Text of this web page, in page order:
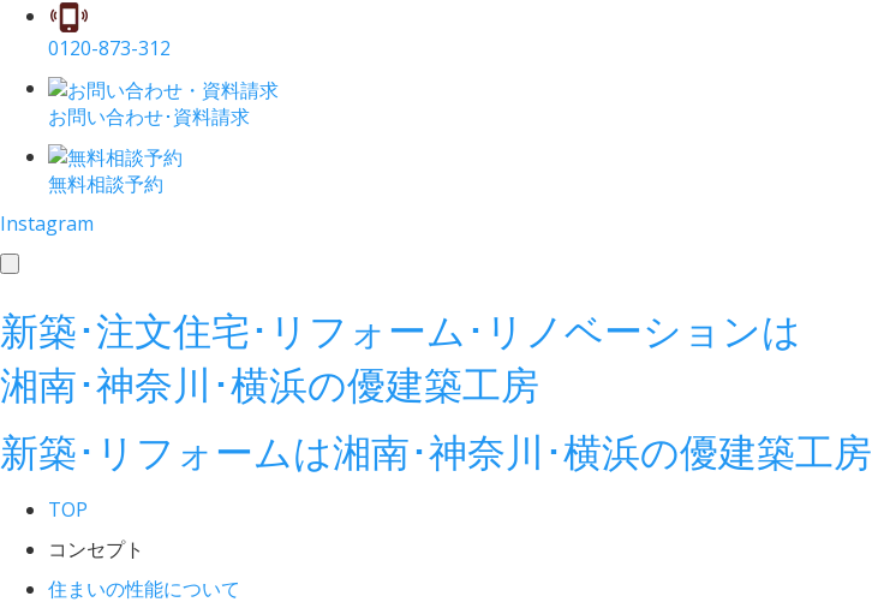
0120-873-312
お問い合わせ･資料請求
無料相談予約
Instagram
toggle
新築･注文住宅･リフォーム･リノベーションは
湘南･神奈川･横浜の優建築工房
新築･リフォームは湘南･神奈川･横浜の優建築工房
TOP
コンセプト
住まいの性能について